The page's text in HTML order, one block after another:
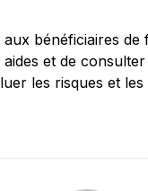
aux bénéficiaires de
aides et de
les risques et les